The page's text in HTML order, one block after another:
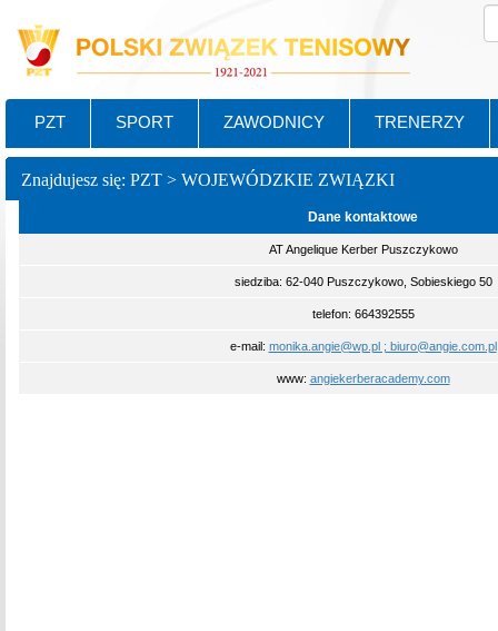
PZT SPORT ZAWODNICY TRENERZY
Znajdujesz się: PZT > WOJEWÓDZKIE ZWIĄZKI
Dane kontaktowe
AT Angelique Kerber Puszczykowo
siedziba: 62-040 Puszczykowo, Sobieskiego 50
telefon: 664392555
e-mail: monika.angie@wp.pl ; biuro@angie.com.pl
www: angiekerberacademy.com